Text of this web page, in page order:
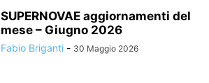
SUPERNOVAE aggiornamenti del
mese – Giugno 2026
Fabio Briganti - 30 Maggio 2026